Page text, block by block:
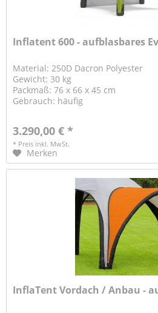
Inflatent 600 - aufblasbares
Material: 250D Dacron Polyester
Gewicht: 30 kg
Packmaß: 76 x 66 x 45 cm
Gebrauch: häufig
3.290,00 € *
* Preis inkl. MwSt.
Merken
InflaTent Vordach / Anbau -